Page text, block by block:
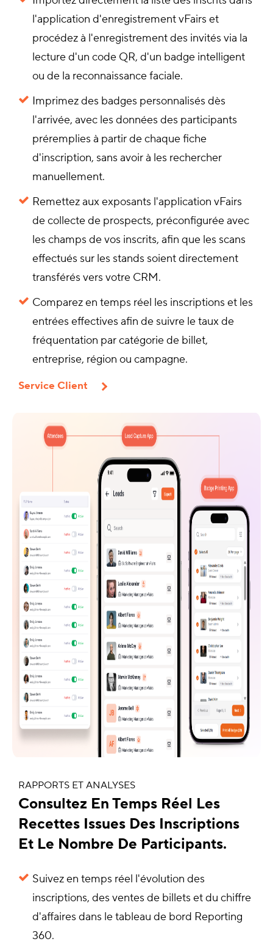
l'application d'enregistrement vFairs et
procédez à l'enregistrement des invités via la
lecture d'un code QR, d'un badge intelligent
ou de la reconnaissance faciale.
Imprimez des badges personnalisés dès
l'arrivée, avec les données des participants
préremplies à partir de chaque fiche
d'inscription, sans avoir à les rechercher
manuellement.
Remettez aux exposants l'application vFairs
de collecte de prospects, préconfigurée avec
les champs de vos inscrits, afin que les scans
effectués sur les stands soient directement
transférés vers votre CRM.
Comparez en temps réel les inscriptions et les
entrées effectives afin de suivre le taux de
fréquentation par catégorie de billet,
entreprise, région ou campagne.
Service Client
RAPPORTS ET ANALYSES
Consultez En Temps Réel Les
Recettes Issues Des Inscriptions
Et Le Nombre De Participants.
Suivez en temps réel l'évolution des
inscriptions, des ventes de billets et du chiffre
d'affaires dans le tableau de bord Reporting
360.